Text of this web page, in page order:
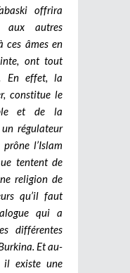
offrira
aux autres
ces âmes en
ont tout
En effet, la
constitue le
et de la
régulateur
l’Islam
tentent de
religion de
qu’il faut
qui a
différentes
Et au-
il existe une